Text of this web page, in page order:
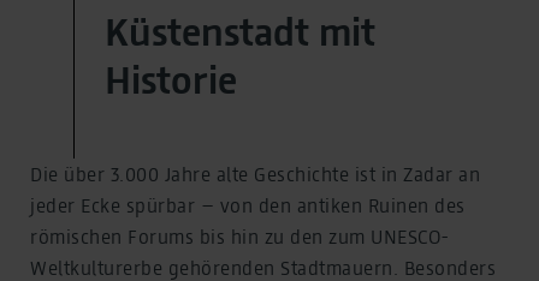
Küstenstadt mit
Historie
Die über 3.000 Jahre alte Geschichte ist in Zadar an
jeder Ecke spürbar – von den antiken Ruinen des
römischen Forums bis hin zu den zum UNESCO-
Weltkulturerbe gehörenden Stadtmauern. Besonders